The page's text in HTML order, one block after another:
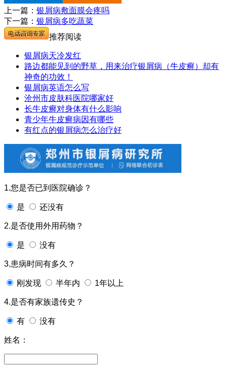
上一篇： 银屑病敷面膜会疼吗
下一篇： 银屑病多吃蔬菜
推荐阅读
银屑病天冷发红
路边都能见到的野草，用来治疗银屑病（牛皮癣）却有
神奇的功效！
银屑病英语怎么写
沧州市皮肤科医院哪家好
长牛皮癣对身体有什么影响
青少年牛皮癣病因有哪些
有红点的银屑病怎么治疗好
1.您是否已到医院确诊？
是 还没有
2.是否使用外用药物？
是 没有
3.患病时间有多久？
刚发现 半年内 1年以上
4.是否有家族遗传史？
有 没有
姓名：